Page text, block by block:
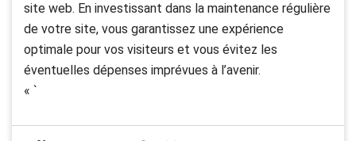
site web. En investissant dans la maintenance régulière
de votre site, vous garantissez une expérience
optimale pour vos visiteurs et vous évitez les
éventuelles dépenses imprévues à l’avenir.
« `